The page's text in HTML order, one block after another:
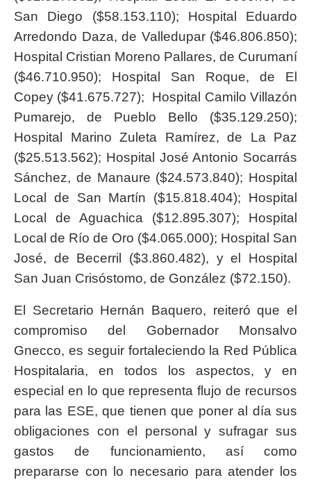
San Diego ($58.153.110); Hospital Eduardo
Arredondo Daza, de Valledupar ($46.806.850);
Hospital Cristian Moreno Pallares, de Curumaní
($46.710.950); Hospital San Roque, de El
Copey ($41.675.727); Hospital Camilo Villazón
Pumarejo, de Pueblo Bello ($35.129.250);
Hospital Marino Zuleta Ramírez, de La Paz
($25.513.562); Hospital José Antonio Socarrás
Sánchez, de Manaure ($24.573.840); Hospital
Local de San Martín ($15.818.404); Hospital
Local de Aguachica ($12.895.307); Hospital
Local de Río de Oro ($4.065.000); Hospital San
José, de Becerril ($3.860.482), y el Hospital
San Juan Crisóstomo, de González ($72.150).
El Secretario Hernán Baquero, reiteró que el
compromiso del Gobernador Monsalvo
Gnecco, es seguir fortaleciendo la Red Pública
Hospitalaria, en todos los aspectos, y en
especial en lo que representa flujo de recursos
para las ESE, que tienen que poner al día sus
obligaciones con el personal y sufragar sus
gastos de funcionamiento, así como
prepararse con lo necesario para atender los